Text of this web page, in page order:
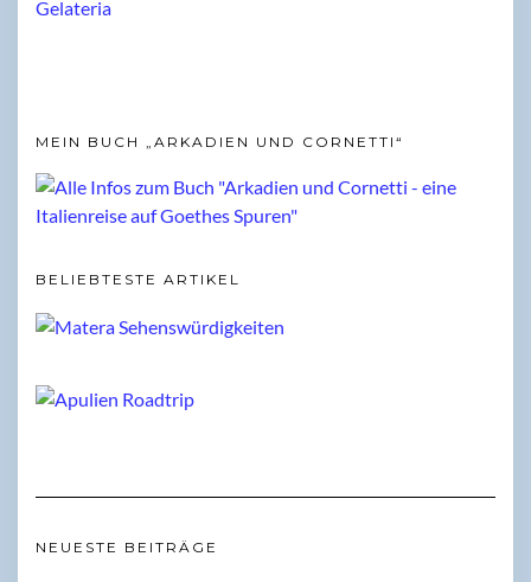
MEIN BUCH „ARKADIEN UND CORNETTI“
BELIEBTESTE ARTIKEL
NEUESTE BEITRÄGE